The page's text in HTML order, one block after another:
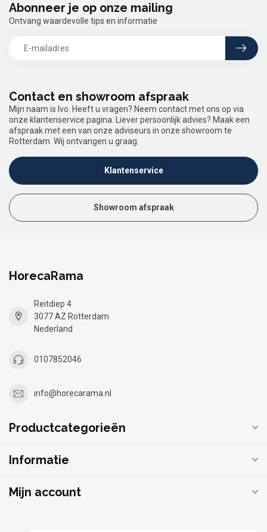
Contact en showroom afspraak
Mijn naam is Ivo. Heeft u vragen? Neem contact met ons op via
onze klantenservice pagina. Liever persoonlijk advies? Maak een
afspraak met een van onze adviseurs in onze showroom te
Rotterdam. Wij ontvangen u graag.
Klantenservice
Showroom afspraak
Abonneer je op onze mailing
Ontvang waardevolle tips en informatie
HorecaRama
Reitdiep 4
3077 AZ Rotterdam
Nederland
0107852046
info@horecarama.nl
Productcategorieën
Informatie
Mijn account